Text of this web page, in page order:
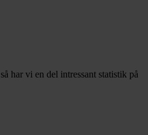
har vi en del intressant statistik på